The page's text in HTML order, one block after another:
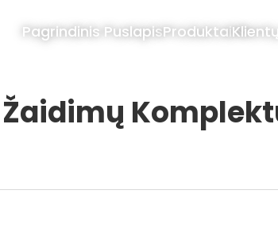
Pagrindinis PuslapisProduktai